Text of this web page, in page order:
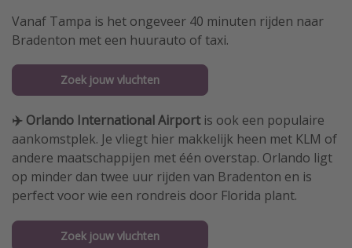
Vanaf Tampa is het ongeveer 40 minuten rijden naar
Bradenton met een huurauto of taxi.
Zoek jouw vluchten
✈️ Orlando International Airport is ook een populaire
aankomstplek. Je vliegt hier makkelijk heen met KLM of
andere maatschappijen met één overstap. Orlando ligt
op minder dan twee uur rijden van Bradenton en is
perfect voor wie een rondreis door Florida plant.
Zoek jouw vluchten